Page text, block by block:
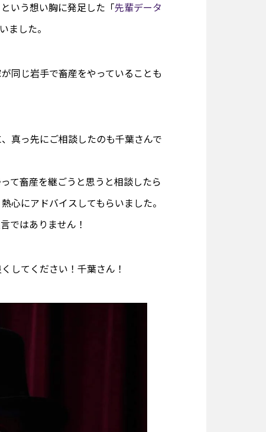
いう想い胸に発足した「先輩データ
ました。
同じ岩手で畜産をやっていることも
真っ先にご相談したのも千葉さんで
て畜産を継ごうと思うと相談したら
心にアドバイスしてもらいました。
ではありません！
してください！千葉さん！